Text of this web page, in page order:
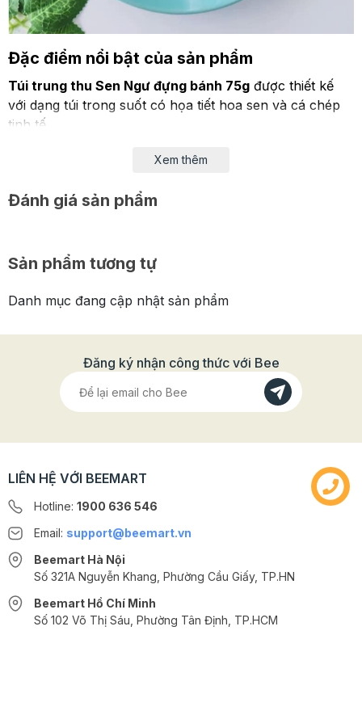
Đặc điểm nổi bật của sản phẩm
Túi trung thu Sen Ngư đựng bánh 75g được thiết kế
với dạng túi trong suốt có họa tiết hoa sen và cá chép
tinh tế.
Túi có dạng hình chữ nhật, dùng để đựng các loại
liệu là nilon dày, sản phẩm có khả năng bảo quản bánh
những bạn đang kinh doanh hay làm bánh đi biếu tặng
Xem thêm
Đánh giá sản phẩm
Sản phẩm tương tự
Danh mục đang cập nhật sản phẩm
Đăng ký nhận công thức với Bee
LIÊN HỆ VỚI BEEMART
Hotline: 1900 636 546
Email: support@beemart.vn
Beemart Hà Nội
Số 321A Nguyễn Khang, Phường Cầu Giấy, TP.HN
Beemart Hồ Chí Minh
Số 102 Võ Thị Sáu, Phường Tân Định, TP.HCM